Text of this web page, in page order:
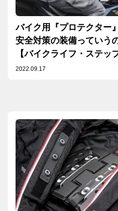
バイク用『プロテクター
安全対策の装備ってい
【バイクライフ・ステッ
クター 編】【Safety】
2022.09.17